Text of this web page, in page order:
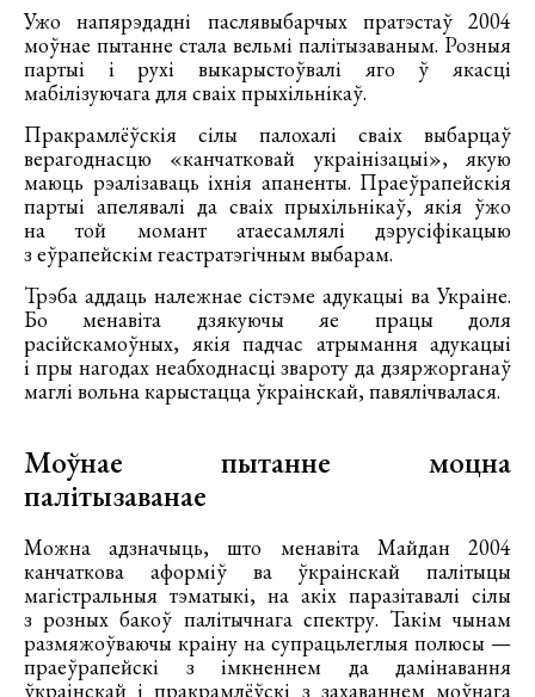
Ужо напярэдадні паслявыбарчых пратэстаў 2004
моўнае пытанне стала вельмі палітызаваным. Розныя
партыі і рухі выкарыстоўвалі яго ў якасці
мабілізуючага для сваіх прыхільнікаў.
Пракрамлёўскія сілы палохалі сваіх выбарцаў
верагоднасцю «канчатковай украінізацыі», якую
маюць рэалізаваць іхнія апаненты. Праеўрапейскія
партыі апелявалі да сваіх прыхільнікаў, якія ўжо
на той момант атаесамлялі дэрусіфікацыю
з еўрапейскім геастратэгічным выбарам.
Трэба аддаць належнае сістэме адукацыі ва Украіне.
Бо менавіта дзякуючы яе працы доля
расійскамоўных, якія падчас атрымання адукацыі
і пры нагодах неабходнасці звароту да дзяржорганаў
маглі вольна карыстацца ўкраінскай, павялічвалася.
Моўнае пытанне моцна
палітызаванае
Можна адзначыць, што менавіта Майдан 2004
канчаткова аформіў ва ўкраінскай палітыцы
магістральныя тэматыкі, на акіх паразітавалі сілы
з розных бакоў палітычнага спектру. Такім чынам
размяжоўваючы краіну на супрацьлеглыя полюсы —
праеўрапейскі з імкненнем да дамінавання
ўкраінскай і пракрамлёўскі з захаваннем моўнага